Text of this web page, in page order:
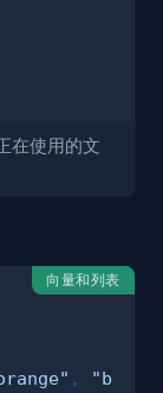
在使用的文
向量和列表
,
"b